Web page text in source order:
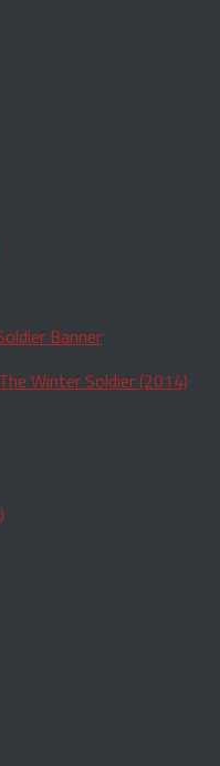
Winter Soldier (2014)